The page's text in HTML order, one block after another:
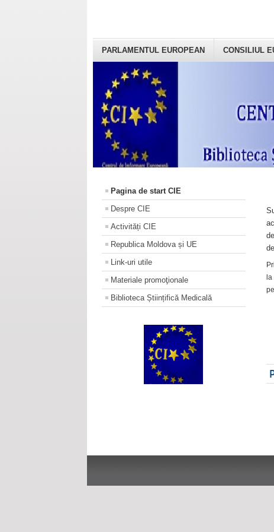
PARLAMENTUL EUROPEAN CONSILIUL
Pagina de start CIE
Despre CIE
Activități CIE
Republica Moldova și UE
Link-uri utile
Materiale promoţionale
Biblioteca Științifică Medicală